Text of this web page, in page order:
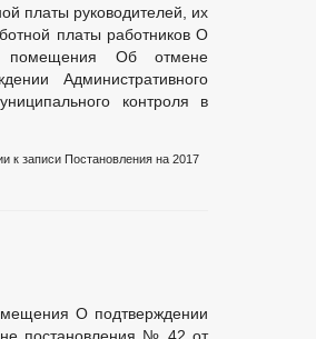
платы руководителей, их
платы работников О
помещения Об отмене
Административного
контроля в
к записи Постановления на 2017
О подтверждении